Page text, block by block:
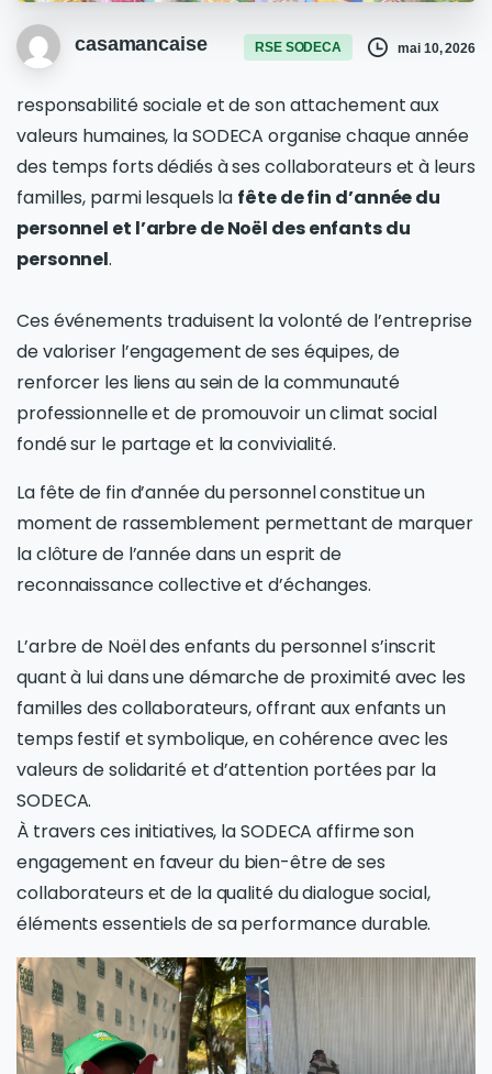
casamancaise RSE SODECA mai 10, 2026
responsabilité sociale et de son attachement aux
valeurs humaines, la SODECA organise chaque année
des temps forts dédiés à ses collaborateurs et à leurs
familles, parmi lesquels la fête de fin d’année du
personnel et l’arbre de Noël des enfants du
personnel.
Ces événements traduisent la volonté de l’entreprise
de valoriser l’engagement de ses équipes, de
renforcer les liens au sein de la communauté
professionnelle et de promouvoir un climat social
fondé sur le partage et la convivialité.
La fête de fin d’année du personnel constitue un
moment de rassemblement permettant de marquer
la clôture de l’année dans un esprit de
reconnaissance collective et d’échanges.
L’arbre de Noël des enfants du personnel s’inscrit
quant à lui dans une démarche de proximité avec les
familles des collaborateurs, offrant aux enfants un
temps festif et symbolique, en cohérence avec les
valeurs de solidarité et d’attention portées par la
SODECA.
À travers ces initiatives, la SODECA affirme son
engagement en faveur du bien-être de ses
collaborateurs et de la qualité du dialogue social,
éléments essentiels de sa performance durable.